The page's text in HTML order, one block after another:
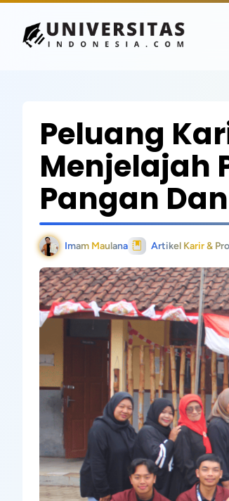
Peluang
Menjelajah
Pangan
Imam Maulana Artikel Karir &